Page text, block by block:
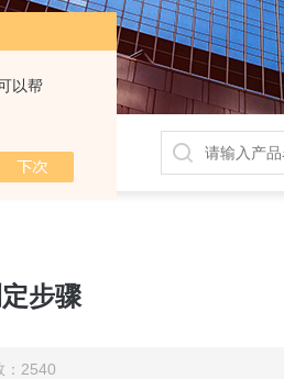
以帮
斯柯特容量计；
步骤
2540